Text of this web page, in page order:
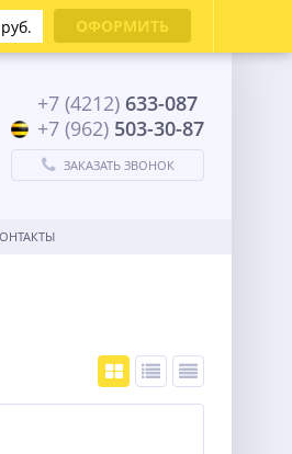
+7 (4212) 633-087
+7 (962) 503-30-87
ЗАКАЗАТЬ ЗВОНОК
руб. ОФОРМИТЬ